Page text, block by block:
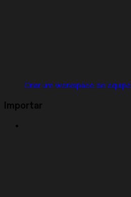
Criar um workspace de equipe
Importar